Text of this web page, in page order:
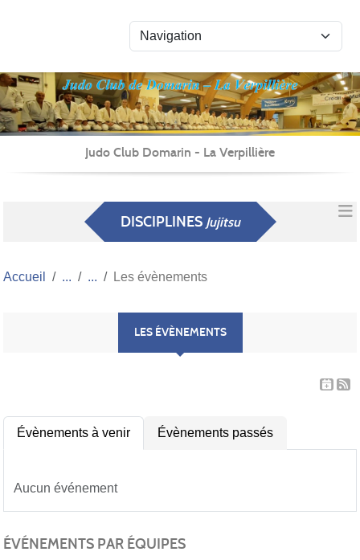
Judo Club Domarin - La Verpillière
DISCIPLINES Jujitsu
Accueil Les évènements
LES ÉVÈNEMENTS
Évènements à venir Évènements passés
Aucun événement
ÉVÉNEMENTS PAR ÉQUIPES